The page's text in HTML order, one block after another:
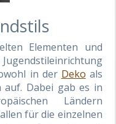
Elementen und
in der Deko als
auf. Dabei gab es in
Ländern
für die einzelnen